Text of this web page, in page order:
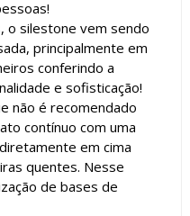
o silestone vem sendo
principalmente em
conferindo a
e sofisticação!
não é recomendado
contínuo com uma
em cima
quentes. Nesse
de bases de